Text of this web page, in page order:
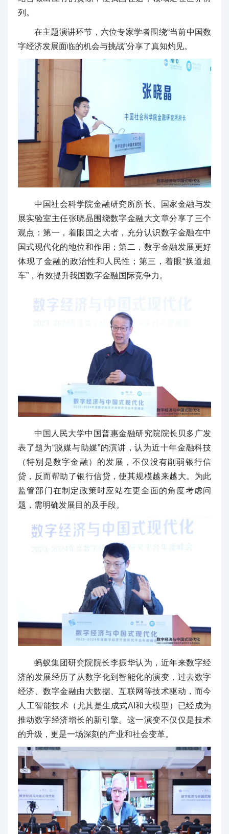
列。
在主题演讲环节，六位专家学者围绕“当前中国数
字经济发展面临的机会与挑战”分享了真知灼见。
中国社会科学院金融研究所所长、国家金融与发
展实验室主任张晓晶围绕数字金融大文章分享了三个
观点：第一，着眼国之大者，充分认识数字金融在中
国式现代化的地位和作用；第二，数字金融发展更好
体现了金融的政治性和人民性；第三，着眼“换道超
车”，有效提升我国数字金融国际竞争力。
中国人民大学中国普惠金融研究院院长贝多广发
表了题为“脱媒与助媒”的演讲，认为近十年金融科技
（特别是数字金融）的发展，不仅没有削弱银行信
贷，反而帮助了银行信贷，使其规模越来越大。为此
监管部门在制定政策时应站在更全面的角度考虑问
题，需明确发展目的及手段。
蚂蚁集团研究院院长李振华认为，近年来数字经
济的发展经历了从数字化到智能化的演变，过去数字
经济、数字金融由大数据、互联网等技术驱动，而今
人工智能技术（尤其是生成式AI和大模型）已经成为
推动数字经济增长的新引擎。这一演变不仅仅是技术
的升级，更是一场深刻的产业和社会变革。